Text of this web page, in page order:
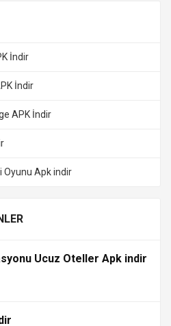
İndir
İndir
APK İndir
Apk indir
Ucuz Oteller Apk indir